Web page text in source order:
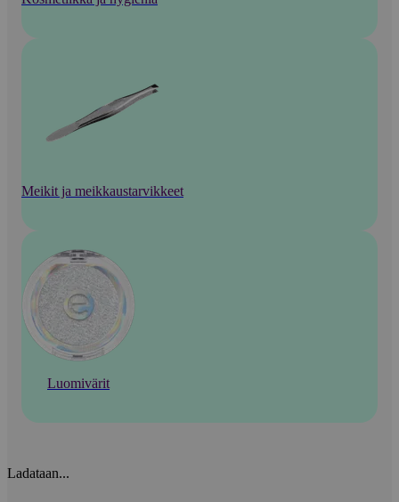
Meikit ja meikkaustarvikkeet
Luomivärit
Ladataan...